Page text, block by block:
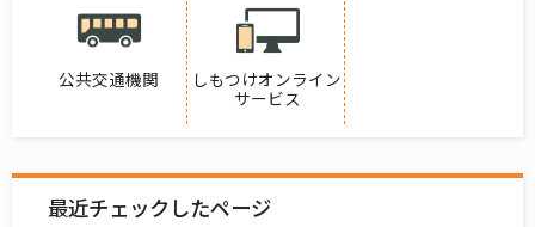
公共交通機関
しもつけオンライン
サービス
最近チェックしたページ